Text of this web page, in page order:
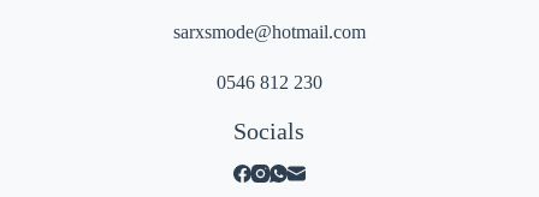
sarxsmode@hotmail.com
0546 812 230
Socials